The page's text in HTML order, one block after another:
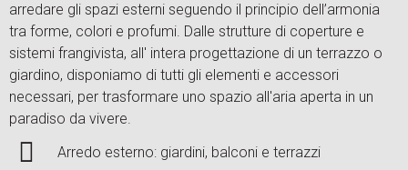
arredare gli spazi esterni seguendo il principio dell’armonia
tra forme, colori e profumi. Dalle strutture di coperture e
sistemi frangivista, all' intera progettazione di un terrazzo o
giardino, disponiamo di tutti gli elementi e accessori
necessari, per trasformare uno spazio all'aria aperta in un
paradiso da vivere.
Arredo esterno: giardini, balconi e terrazzi